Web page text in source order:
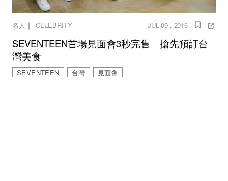
名人 ｜ CELEBRITY JUL 09 , 2016
SEVENTEEN首場見面會3秒完售 搶先預訂台
灣美食
SEVENTEEN 台灣 見面會